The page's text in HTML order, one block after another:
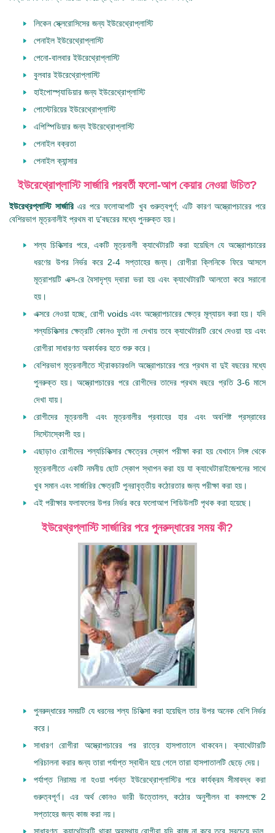
লিকেন স্ক্লেরোসিসের জন্য ইউরেথ্রোপ্লাস্টি
পেনাইল ইউরেথ্রোপ্লাস্টি
পেনো-বালবার ইউরেথ্রোপ্লাস্টি
বুলবার ইউরেথ্রোপ্লাস্টি
হাইপোস্প্যাডিয়ার জন্য ইউরেথ্রোপ্লাস্টি
পোস্টেরিয়ের ইউরেথ্রোপ্লাস্টি
এপিস্পিডিয়ার জন্য ইউরেথ্রোপ্লাস্টি
পেনাইল বক্রতা
পেনাইল ক্যান্সার
ইউরেথ্রোপ্লাস্টি সার্জারি পরবর্তী ফলো-আপ কেয়ার নেওয়া উচিত?
ইউরেথ্রপ্লাস্টি সার্জারিএর পরে ফলোআপটি খুব গুরুত্বপূর্ণ; এটি কারণ অস্ত্রোপচারের পরে
বেশিরভাগ মূত্রনালীই প্রথম বা দু'বছরের মধ্যে পুনরুক্ত হয়।
শল্য চিকিত্সার পরে, একটি মূত্রনালী ক্যাথেটারটি করা হয়েছিল যে অস্ত্রোপচারের
ধরণের উপর নির্ভর করে 2-4 সপ্তাহের জন্য। রোগীরা ক্লিনিকে ফিরে আসলে
মূত্রাশয়টি এক্স-রে বৈসাদৃশ্য দ্বারা ভরা হয় এবং ক্যাথেটারটি আলতো করে সরানো
হয়।
এক্সরে নেওয়া হচ্ছে, রোগী voids এবং অস্ত্রোপচারের ক্ষেত্র মূল্যায়ন করা হয়। যদি
শল্যচিকিত্সার ক্ষেত্রটি কোনও ফুটো না দেখায় তবে ক্যাথেটারটি রেখে দেওয়া হয় এবং
রোগীরা সাধারণত অকার্যকর হতে শুরু করে।
বেশিরভাগ মূত্রনালীতে স্ট্রাকচারগুলি অস্ত্রোপচারের পরে প্রথম বা দুই বছরের মধ্যে
পুনরুক্ত হয়। অস্ত্রোপচারের পরে রোগীদের তাদের প্রথম বছরে প্রতি 3-6 মাসে
দেখা যায়।
রোগীদের মূত্রনালী এবং মূত্রনালীর প্রবাহের হার এবং অবশিষ্ট প্রস্রাবের
সিস্টোস্কোপী হয়।
এছাড়াও রোগীদের শল্যচিকিত্সার ক্ষেত্রের স্কোপ পরীক্ষা করা হয় যেখানে লিঙ্গ থেকে
মূত্রনালীতে একটি নমনীয় ছোট স্কোপ স্থাপন করা হয় যা ক্যাথেটারাইজেশনের সাথে
খুব সমান এবং সার্জারির ক্ষেত্রটি পুনরাবৃত্তীয় কঠোরতার জন্য পরীক্ষা করা হয়।
এই পরীক্ষার ফলাফলের উপর নির্ভর করে ফলোআপ শিডিউলটি পৃথক করা হয়েছে।
ইউরেথ্রপ্লাস্টি সার্জারির পরে পুনরুদ্ধারের সময় কী?
পুনরুদ্ধারের সময়টি যে ধরনের শল্য চিকিত্সা করা হয়েছিল তার উপর অনেক বেশি নির্ভর
করে।
সাধারণ রোগীরা অস্ত্রোপচারের পর রাত্রে হাসপাতালে থাকবেন। ক্যাথেটারটি
পরিচালনা করার জন্য তারা পর্যাপ্ত স্বাধীন হয়ে গেলে তারা হাসপাতালটি ছেড়ে দেয়।
পর্যাপ্ত নিরাময় না হওয়া পর্যন্ত ইউরেথ্রোপ্লাস্টির পরে কার্যক্রম সীমাবদ্ধ করা
গুরুত্বপূর্ণ। এর অর্থ কোনও ভারী উত্তোলন, কঠোর অনুশীলন বা কমপক্ষে 2
সপ্তাহের জন্য কাজ করা নয়।
সাধারণত, ক্যাথেটারটি থাকা অবস্থায় রোগীরা যদি কাজ না করে তবে সবচেয়ে ভাল,